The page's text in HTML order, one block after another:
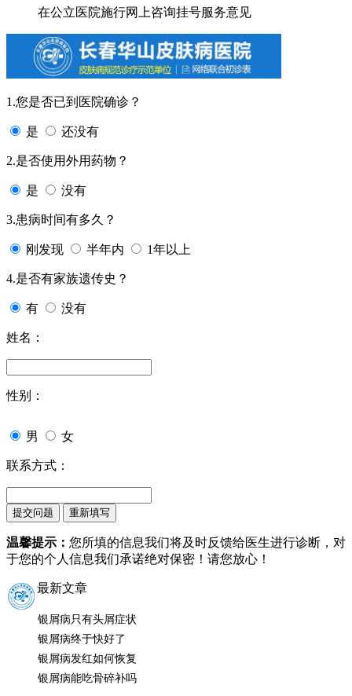
在公立医院施行网上咨询挂号服务意见
1.您是否已到医院确诊？
是 还没有
2.是否使用外用药物？
是 没有
3.患病时间有多久？
刚发现 半年内 1年以上
4.是否有家族遗传史？
有 没有
姓名：
性别：
男 女
联系方式：
温馨提示： 您所填的信息我们将及时反馈给医生进行诊断，对
于您的个人信息我们承诺绝对保密！请您放心！
最新文章
银屑病只有头屑症状
银屑病终于快好了
银屑病发红如何恢复
银屑病能吃骨碎补吗